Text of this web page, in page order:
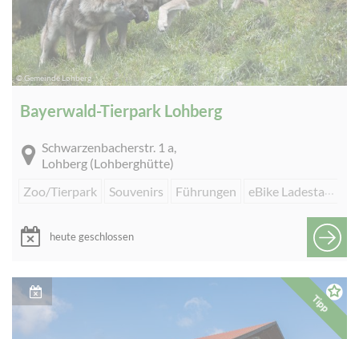
© Gemeinde Lohberg
Bayerwald-Tierpark Lohberg
Schwarzenbacherstr. 1 a,
Lohberg (Lohberghütte)
Zoo/Tierpark
Souvenirs Führungen eBike Ladestation
heute geschlossen
Tipp